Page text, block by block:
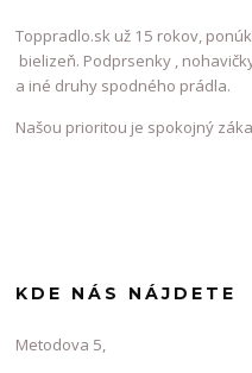
Toppradlo.sk už 15 rokov,
bielizeň. Podprsenky ,
a iné druhy spodného prádla.
Našou prioritou je spokojný
KDE NÁS NÁJDETE
Metodova 5,